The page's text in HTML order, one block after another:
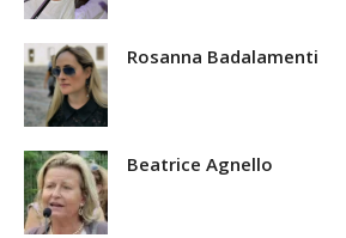
Rosanna Badalamenti
Beatrice Agnello